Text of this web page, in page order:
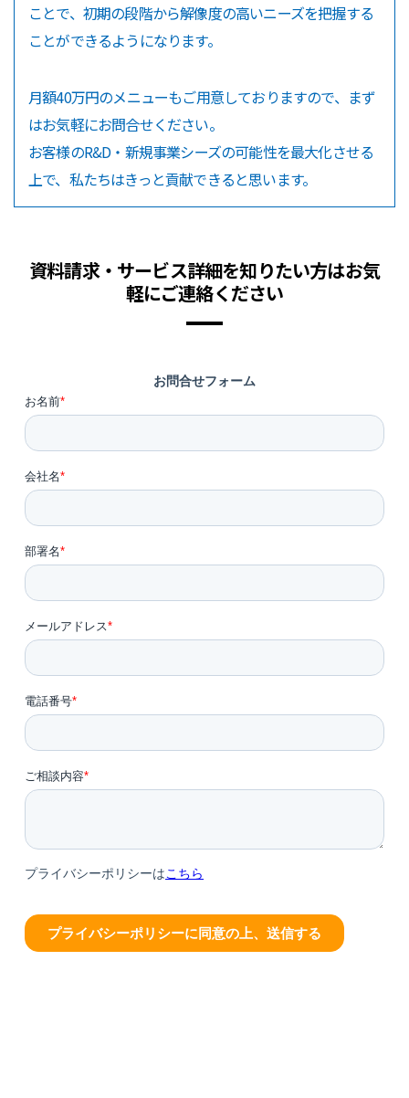
ことで、初期の段階から解像度の高いニーズを把握する
ことができるようになります。
月額40万円のメニューもご用意しておりますので、まず
はお気軽にお問合せください。
お客様のR&D・新規事業シーズの可能性を最大化させる
上で、私たちはきっと貢献できると思います。
資料請求・サービス詳細を知りたい方はお気
軽にご連絡ください